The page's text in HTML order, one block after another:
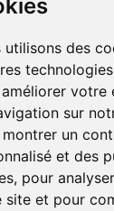
utilisons des
votre
sur
un
et des
pour
site et pour